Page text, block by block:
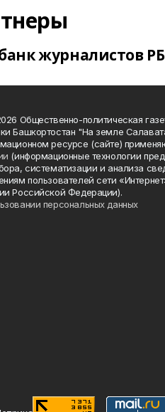
журналистов РБ
Общественно-политическая
Башкортостан "На земле
ресурсе (сайте)
(информационные технологии
систематизации и анализа
пользователей сети
Российской Федерации).
персональных данных